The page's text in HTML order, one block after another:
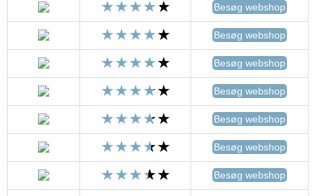
Besøg webshop
Besøg webshop
Besøg webshop
Besøg webshop
Besøg webshop
Besøg webshop
Besøg webshop